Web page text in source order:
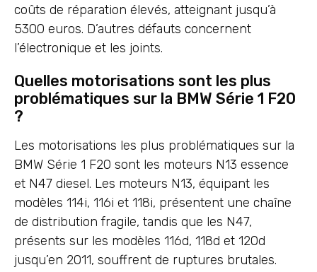
coûts de réparation élevés, atteignant jusqu’à
5300 euros. D’autres défauts concernent
l’électronique et les joints.
Quelles motorisations sont les plus
problématiques sur la BMW Série 1 F20
?
Les motorisations les plus problématiques sur la
BMW Série 1 F20 sont les moteurs N13 essence
et N47 diesel. Les moteurs N13, équipant les
modèles 114i, 116i et 118i, présentent une chaîne
de distribution fragile, tandis que les N47,
présents sur les modèles 116d, 118d et 120d
jusqu’en 2011, souffrent de ruptures brutales.